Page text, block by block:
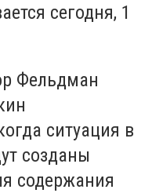
сегодня, 1
Фельдман
ситуация в
созданы
содержания